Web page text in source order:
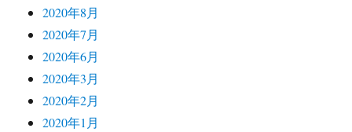
2020年8月
2020年7月
2020年6月
2020年3月
2020年2月
2020年1月